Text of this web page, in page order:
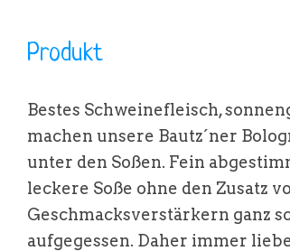
Produkt
Bestes Schweinefleisch,
machen unsere Bautz´ner
unter den Soßen. Fein
leckere Soße ohne den Zusatz
Geschmacksverstärkern ganz
aufgegessen. Daher immer